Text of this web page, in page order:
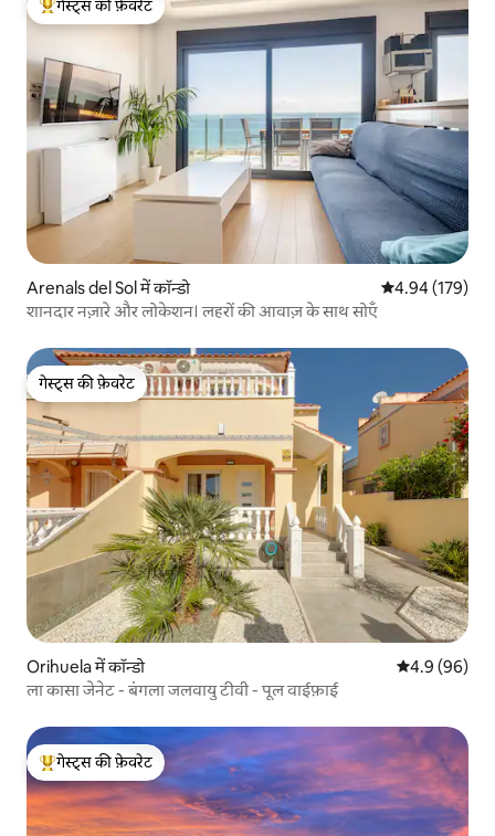
गेस्ट्स का टॉप फ़ेवरेट
गेस्ट्स की फ़ेवरेट
Arenals del Sol में कॉन्डो औसत रेटिंग 5 में से
4.94 (179)
शानदार नज़ारे और लोकेशन। लहरों की आवाज़ के साथ सोएँ
गेस्ट्स की फ़ेवरेट
गेस्ट्स की फ़ेवरेट
Orihuela में कॉन्डो औसत रेटिंग 5 में
4.9 (96)
ला कासा जेनेट - बंगला जलवायु टीवी - पूल वाईफ़ाई
गेस्ट्स का टॉप फ़ेवरेट
गेस्ट्स की फ़ेवरेट